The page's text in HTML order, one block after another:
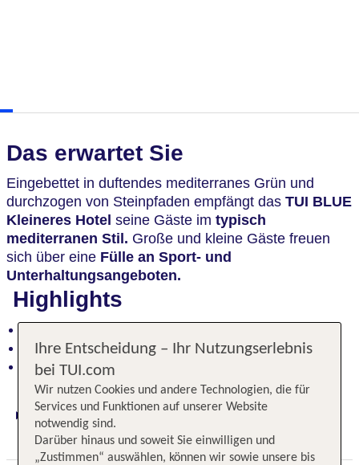
Das erwartet Sie
Eingebettet in duftendes mediterranes Grün und
durchzogen von Steinpfaden empfängt das TUI BLUE
Kleineres Hotel seine Gäste im typisch
mediterranen Stil. Große und kleine Gäste freuen
sich über eine Fülle an Sport- und
Unterhaltungsangeboten.
Highlights
Im typisch mediterranen Stil
Zauberhaftes Resort an der Mittelmeerküste
Digitaler und telefonischer 24/7 TUI Service
plus Reiseleiter
Ihre Entscheidung – Ihr Nutzungserlebnis
bei TUI.com
Wir nutzen Cookies und andere Technologien, die für
Services und Funktionen auf unserer Website
notwendig sind.
Darüber hinaus und soweit Sie einwilligen und
„Zustimmen“ auswählen, können wir sowie unsere bis